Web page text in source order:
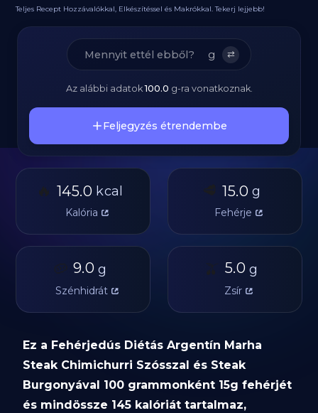
Teljes Recept Hozzávalókkal, Elkészítéssel és Makrókkal. Tekerj lejjebb!
g ⇄
Az alábbi adatok100.0 g-ra vonatkoznak.
Feljegyzés étrendembe
🔥 145.0 kcal
Kalória
🥩 15.0 g
Fehérje
🥔 9.0 g
Szénhidrát
🫒 5.0 g
Zsír
Ez a Fehérjedús Diétás Argentín Marha
Steak Chimichurri Szósszal és Steak
Burgonyával 100 grammonként 15g fehérjét
és mindössze 145 kalóriát tartalmaz,